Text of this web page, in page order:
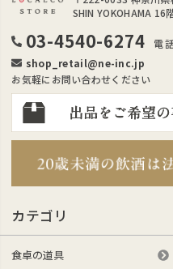
SHIN YOKOHAMA 16
03-4540-6274
電
shop_retail@ne-inc.jp
お気軽にお問い合わせください
カテゴリ
食卓の道具